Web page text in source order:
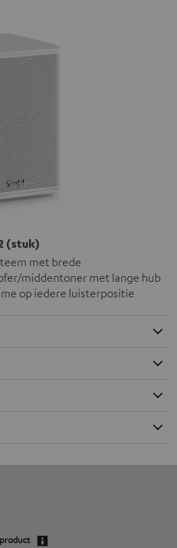
(stuk)
met brede
middentoner met lange hub
op iedere luisterpositie